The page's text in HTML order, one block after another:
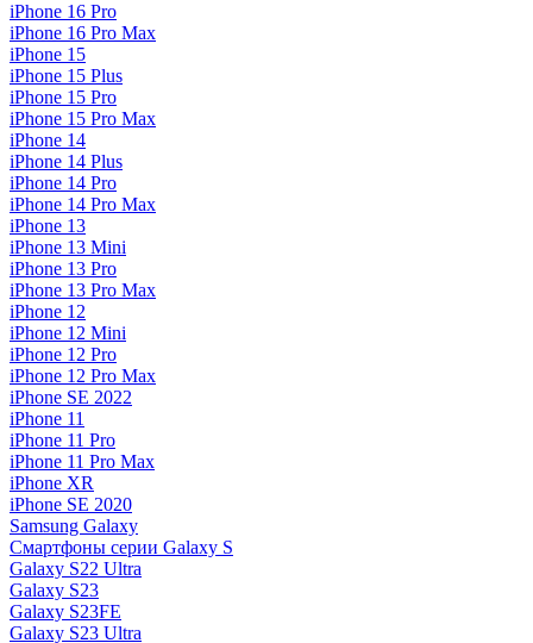
iPhone 16 Pro
iPhone 16 Pro Max
iPhone 15
iPhone 15 Plus
iPhone 15 Pro
iPhone 15 Pro Max
iPhone 14
iPhone 14 Plus
iPhone 14 Pro
iPhone 14 Pro Max
iPhone 13
iPhone 13 Mini
iPhone 13 Pro
iPhone 13 Pro Max
iPhone 12
iPhone 12 Mini
iPhone 12 Pro
iPhone 12 Pro Max
iPhone SE 2022
iPhone 11
iPhone 11 Pro
iPhone 11 Pro Max
iPhone XR
iPhone SE 2020
Samsung Galaxy
Смартфоны серии Galaxy S
Galaxy S22 Ultra
Galaxy S23
Galaxy S23FE
Galaxy S23 Ultra